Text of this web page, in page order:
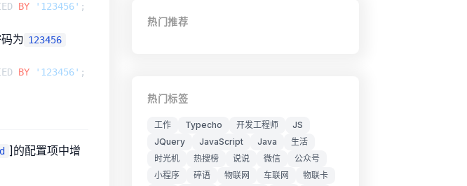
BY '123456'
为 123456
BY '123456'
]的配置项中增
热门推荐
热门标签
工作 Typecho 开发工程师
JS
JQuery
JavaScript Java
生活
时光机
热搜榜 说说 微信
公众号
小程序
碎语 物联网 车联网
物联卡